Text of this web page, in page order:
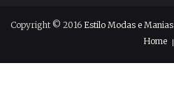
Copyright © 2016 Estilo Modas e Manias
Home